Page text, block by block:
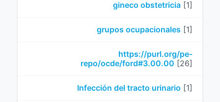
gineco obstetricia [1]
grupos ocupacionales [1]
https://purl.org/pe-
repo/ocde/ford#3.00.00 [26]
Infección del tracto urinario [1]